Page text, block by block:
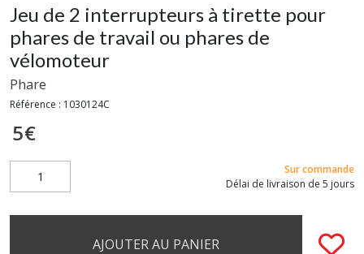
Jeu de 2 interrupteurs à tirette pour
phares de travail ou phares de
vélomoteur
Phare
Référence : 1030124C
5€
Sur commande
Délai de livraison de 5 jours
AJOUTER AU PANIER